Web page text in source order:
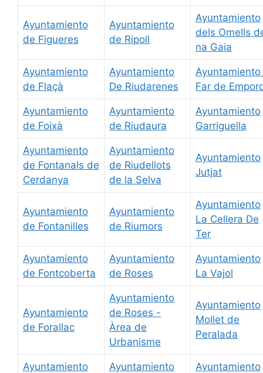
Ayuntamiento
de Figueres
Ayuntamiento
de Ripoll
Ayuntamiento
dels Omells
na Gaia
Ayuntamiento
de Flaçà
Ayuntamiento
De Riudarenes
Ayuntamiento
Far de
Ayuntamiento
de Foixà
Ayuntamiento
de Riudaura
Ayuntamiento
Garriguella
Ayuntamiento
de Fontanals de
Cerdanya
Ayuntamiento
de Riudellots
de la Selva
Ayuntamiento
Jutjat
Ayuntamiento
de Fontanilles
Ayuntamiento
de Riumors
Ayuntamiento
La Cellera De
Ter
Ayuntamiento
de Fontcoberta
Ayuntamiento
de Roses
Ayuntamiento
La Vajol
Ayuntamiento
de Forallac
Ayuntamiento
de Roses -
Àrea de
Urbanisme
Ayuntamiento
Mollet de
Peralada
Ayuntamiento
Ayuntamiento
Ayuntamiento